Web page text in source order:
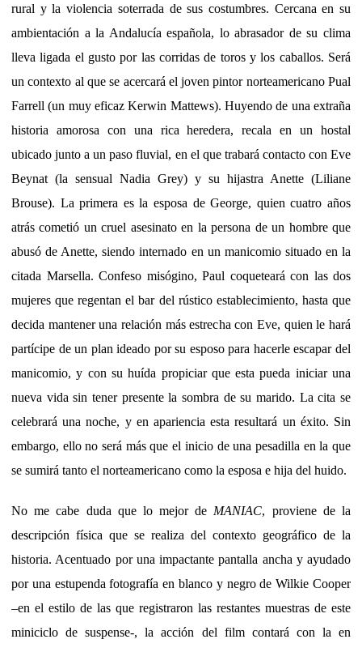
rural y la violencia soterrada de sus costumbres. Cercana en su
ambientación a la Andalucía española, lo abrasador de su clima
lleva ligada el gusto por las corridas de toros y los caballos. Será
un contexto al que se acercará el joven pintor norteamericano Pual
Farrell (un muy eficaz Kerwin Mattews). Huyendo de una extraña
historia amorosa con una rica heredera, recala en un hostal
ubicado junto a un paso fluvial, en el que trabará contacto con Eve
Beynat (la sensual Nadia Grey) y su hijastra Anette (Liliane
Brouse). La primera es la esposa de George, quien cuatro años
atrás cometió un cruel asesinato en la persona de un hombre que
abusó de Anette, siendo internado en un manicomio situado en la
citada Marsella. Confeso misógino, Paul coqueteará con las dos
mujeres que regentan el bar del rústico establecimiento, hasta que
decida mantener una relación más estrecha con Eve, quien le hará
partícipe de un plan ideado por su esposo para hacerle escapar del
manicomio, y con su huída propiciar que esta pueda iniciar una
nueva vida sin tener presente la sombra de su marido. La cita se
celebrará una noche, y en apariencia esta resultará un éxito. Sin
embargo, ello no será más que el inicio de una pesadilla en la que
se sumirá tanto el norteamericano como la esposa e hija del huido.
No me cabe duda que lo mejor de MANIAC, proviene de la
descripción física que se realiza del contexto geográfico de la
historia. Acentuado por una impactante pantalla ancha y ayudado
por una estupenda fotografía en blanco y negro de Wilkie Cooper
–en el estilo de las que registraron las restantes muestras de este
miniciclo de suspense-, la acción del film contará con la en